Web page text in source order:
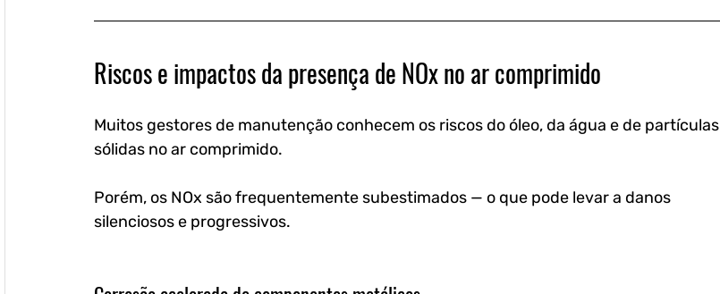
Riscos e impactos da presença de NOx no ar comprimido
Muitos gestores de manutenção conhecem os riscos do óleo, da água e de partículas
sólidas no ar comprimido.
Porém, os NOx são frequentemente subestimados — o que pode levar a danos
silenciosos e progressivos.